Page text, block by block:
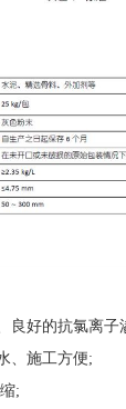
良好的抗氯离子
、施工方便;
;